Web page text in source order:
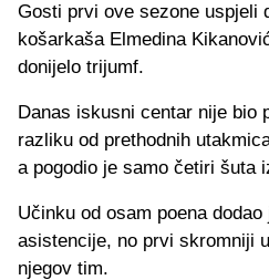
Gosti prvi ove sezone uspjeli
košarkaša Elmedina
donijelo trijumf.
Danas iskusni centar nije bio
razliku od prethodnih
a pogodio je samo četiri šuta
Učinku od osam poena
asistencije, no prvi skromniji
njegov tim.